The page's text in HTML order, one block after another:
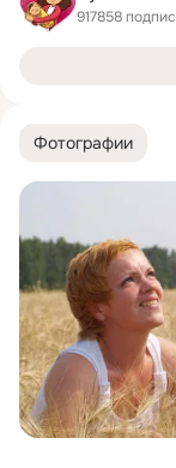
Фотографии
917858